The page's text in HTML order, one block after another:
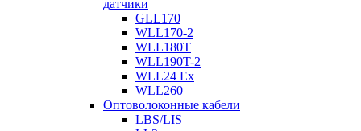
датчики
GLL170
WLL170-2
WLL180T
WLL190T-2
WLL24 Ex
WLL260
Оптоволоконные кабели
LBS/LIS